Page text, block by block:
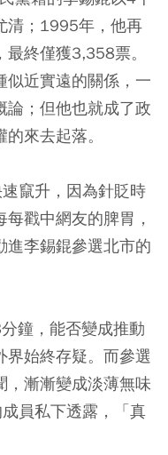
清；1995年，他再
終僅獲3,358票。
似近實遠的關係，一
論；但他也就成了政
來去起落。
竄升，因為針貶時
戳中網友的脾胃，
進李錫錕參選北市的
鐘，能否變成推動
界始終存疑。而參選
，漸漸變成淡薄無味
員私下透露，「真